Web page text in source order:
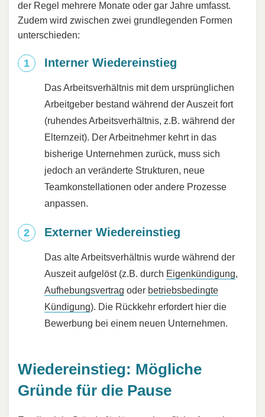
der Regel mehrere Monate oder gar Jahre umfasst.
Zudem wird zwischen zwei grundlegenden Formen
unterschieden:
Interner Wiedereinstieg
Das Arbeitsverhältnis mit dem ursprünglichen
Arbeitgeber bestand während der Auszeit fort
(ruhendes Arbeitsverhältnis, z.B. während der
Elternzeit). Der Arbeitnehmer kehrt in das
bisherige Unternehmen zurück, muss sich
jedoch an veränderte Strukturen, neue
Teamkonstellationen oder andere Prozesse
anpassen.
Externer Wiedereinstieg
Das alte Arbeitsverhältnis wurde während der
Auszeit aufgelöst (z.B. durch Eigenkündigung,
Aufhebungsvertrag oder betriebsbedingte
Kündigung). Die Rückkehr erfordert hier die
Bewerbung bei einem neuen Unternehmen.
Wiedereinstieg: Mögliche
Gründe für die Pause